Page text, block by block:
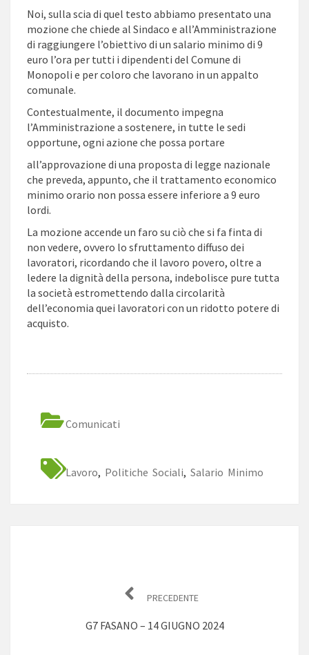
Noi, sulla scia di quel testo abbiamo presentato una
mozione che chiede al Sindaco e all’Amministrazione
di raggiungere l’obiettivo di un salario minimo di 9
euro l’ora per tutti i dipendenti del Comune di
Monopoli e per coloro che lavorano in un appalto
comunale.
Contestualmente, il documento impegna
l’Amministrazione a sostenere, in tutte le sedi
opportune, ogni azione che possa portare
all’approvazione di una proposta di legge nazionale
che preveda, appunto, che il trattamento economico
minimo orario non possa essere inferiore a 9 euro
lordi.
La mozione accende un faro su ciò che si fa finta di
non vedere, ovvero lo sfruttamento diffuso dei
lavoratori, ricordando che il lavoro povero, oltre a
ledere la dignità della persona, indebolisce pure tutta
la società estromettendo dalla circolarità
dell’economia quei lavoratori con un ridotto potere di
acquisto.
Comunicati
Lavoro, Politiche Sociali, Salario Minimo
PRECEDENTE
G7 FASANO – 14 GIUGNO 2024